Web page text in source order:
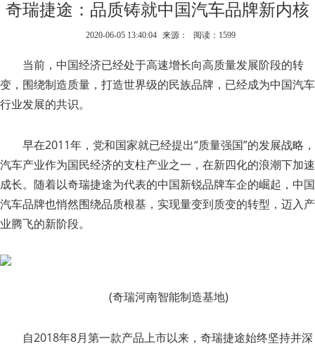
奇瑞捷途：品质铸就中国汽车品牌新内核
2020-06-05 13:40:04 来源： 阅读：1599
当前，中国经济已经处于高速增长向高质量发展阶段的转
变，围绕制造质量，打造世界级的民族品牌，已经成为中国汽车
行业发展的共识。
早在2011年，党和国家就已经提出“质量强国”的发展战略，
汽车产业作为国民经济的支柱产业之一，在新四化的浪潮下加速
成长。随着以奇瑞捷途为代表的中国新锐品牌车企的崛起，中国
汽车品牌也悄然围绕品质根基，实现量变到质变的转型，迈入产
业腾飞的新阶段。
(奇瑞河南智能制造基地)
自2018年8月第一款产品上市以来，奇瑞捷途始终坚持并深